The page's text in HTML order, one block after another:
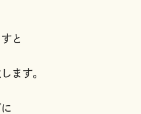
と
ます。